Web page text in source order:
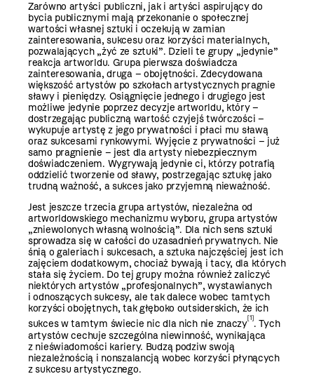
Zarówno artyści publiczni, jak i artyści aspirujący do
bycia publicznymi mają przekonanie o społecznej
wartości własnej sztuki i oczekują w zamian
zainteresowania, sukcesu oraz korzyści materialnych,
pozwalających „żyć ze sztuki”. Dzieli te grupy „jedynie”
reakcja art­worldu. Grupa pierwsza doświadcza
zainteresowania, druga – obojętności. Zdecydowana
większość artystów po szkołach artystycznych pragnie
sławy i pieniędzy. Osiągnięcie jednego i drugiego jest
możliwe jedynie poprzez decyzje artworldu, który –
dostrzegając publiczną wartość czyjejś twórczości –
wykupuje artystę z jego prywatności i płaci mu sławą
oraz sukcesami rynkowymi. Wyjęcie z prywatności – już
samo pragnienie – jest dla artysty niebezpiecznym
doświadczeniem. Wygrywają jedynie ci, którzy potrafią
oddzielić tworzenie od sławy, postrzegając sztukę jako
trudną ważność, a sukces jako przyjemną nieważność.
Jest jeszcze trzecia grupa artystów, niezależna od
artworldowskiego mechanizmu wyboru, grupa artystów
„zniewolonych własną ­wolnością”. Dla nich sens sztuki
sprowadza się w całości do uzasadnień prywatnych. Nie
śnią o galeriach i sukcesach, a sztuka najczęściej jest ich
zajęciem dodatkowym, chociaż bywają i tacy, dla których
stała się życiem. Do tej grupy można również zaliczyć
niektórych artystów „profesjonalnych”, wystawianych
i odnoszących sukcesy, ale tak dalece wobec tamtych
korzyści obojętnych, tak głęboko outsiderskich, że ich
sukces w tamtym świecie nic dla nich nie znaczy
[1]
. Tych
artystów cechuje szczególna niewinność, wynikająca
z nieświadomości kariery. Budzą podziw swoją
niezależnością i nonszalancją wobec korzyści płynących
z sukcesu artystycznego.